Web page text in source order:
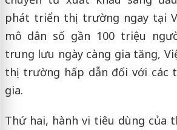
phát triển thị trường ngay tại
mô dân số gần 100 triệu
trung lưu ngày càng gia tăng,
thị trường hấp dẫn đối với các
gia.
Thứ hai, hành vi tiêu dùng của